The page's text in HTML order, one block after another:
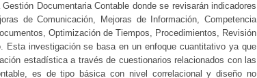
Documentaria Contable donde se revisarán indicadores
de Comunicación, Mejoras de Información, Competencia
Optimización de Tiempos, Procedimientos, Revisión
Esta investigación se basa en un enfoque cuantitativo ya que
estadística a través de cuestionarios relacionados con las
es de tipo básica con nivel correlacional y diseño no